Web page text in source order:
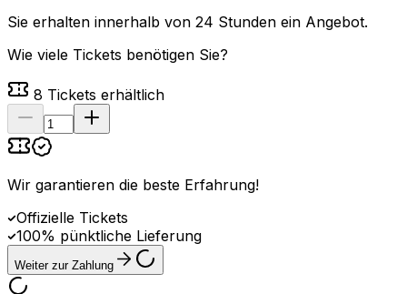
Sie erhalten innerhalb von 24 Stunden ein Angebot.
Wie viele Tickets benötigen Sie?
8 Tickets erhältlich
Wir garantieren die beste Erfahrung!
Offizielle Tickets
100% pünktliche Lieferung
Weiter zur Zahlung